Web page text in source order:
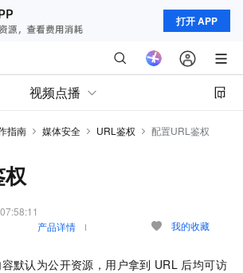
打开 APP
视频点播
指南 媒体安全 URL鉴权 配置URL鉴权
产品详情 我的收藏
默认为公开资源，用户拿到 URL 后均可访